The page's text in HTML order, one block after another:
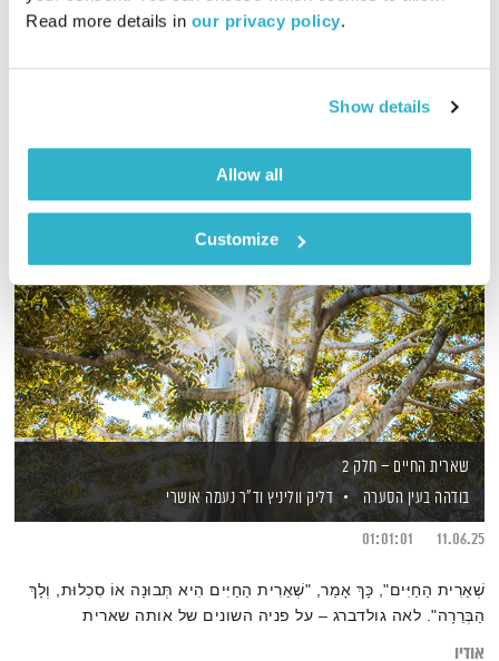
Read more details in our privacy policy.
Show details
Allow all
Customize
אודיו
שארית החיים – חלק 2
בודהה בעין הסערה
דליק ווליניץ וד"ר נעמה אושרי
11.06.25
01:01:01
שְׁאֵרִית הַחַיִּים", כָּךְ אָמַר, "שְׁאֵרִית הַחַיִּים הִיא תְּבוּנָה אוֹ סִכְלוּת, וְלָךְ
הַבְּרֵרָה". לאה גולדברג – על פניה השונים של אותה שארית
אודיו